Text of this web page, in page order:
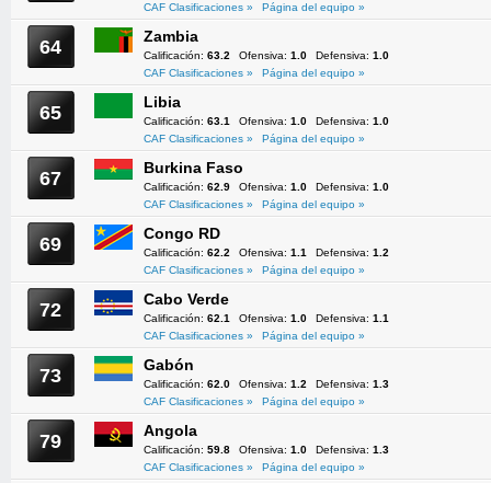
CAF Clasificaciones »
Página del equipo »
64 Zambia
Calificación: 63.2 Ofensiva: 1.0 Defensiva: 1.0
CAF Clasificaciones »
Página del equipo »
65 Libia
Calificación: 63.1 Ofensiva: 1.0 Defensiva: 1.0
CAF Clasificaciones »
Página del equipo »
67 Burkina Faso
Calificación: 62.9 Ofensiva: 1.0 Defensiva: 1.0
CAF Clasificaciones »
Página del equipo »
69 Congo RD
Calificación: 62.2 Ofensiva: 1.1 Defensiva: 1.2
CAF Clasificaciones »
Página del equipo »
72 Cabo Verde
Calificación: 62.1 Ofensiva: 1.0 Defensiva: 1.1
CAF Clasificaciones »
Página del equipo »
73 Gabón
Calificación: 62.0 Ofensiva: 1.2 Defensiva: 1.3
CAF Clasificaciones »
Página del equipo »
79 Angola
Calificación: 59.8 Ofensiva: 1.0 Defensiva: 1.3
CAF Clasificaciones »
Página del equipo »